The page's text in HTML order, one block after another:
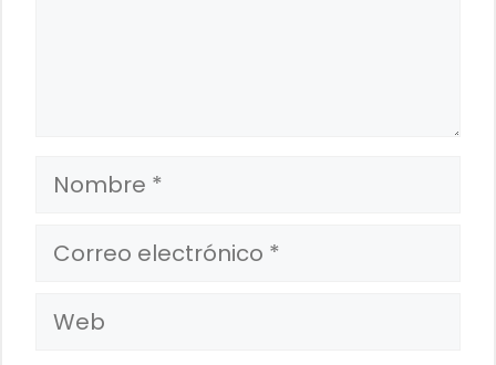
Nombre
Correo
electrónico
Web